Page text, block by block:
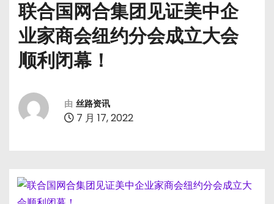
联合国网合集团见证美中企
业家商会纽约分会成立大会
顺利闭幕！
由 丝路资讯
7 月 17, 2022